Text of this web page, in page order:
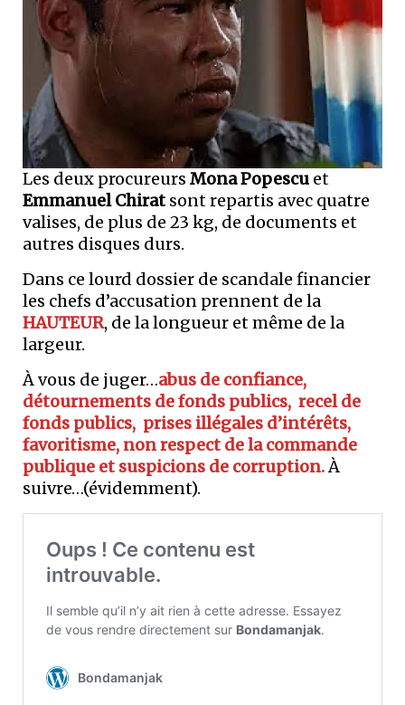
Les deux procureurs Mona Popescu et
Emmanuel Chirat sont repartis avec quatre
valises, de plus de 23 kg, de documents et
autres disques durs.
Dans ce lourd dossier de scandale financier
les chefs d’accusation prennent de la
HAUTEUR, de la longueur et même de la
largeur.
À vous de juger…abus de confiance,
détournements de fonds publics, recel de
fonds publics, prises illégales d’intérêts,
favoritisme, non respect de la commande
publique et suspicions de corruption.À
suivre…(évidemment).